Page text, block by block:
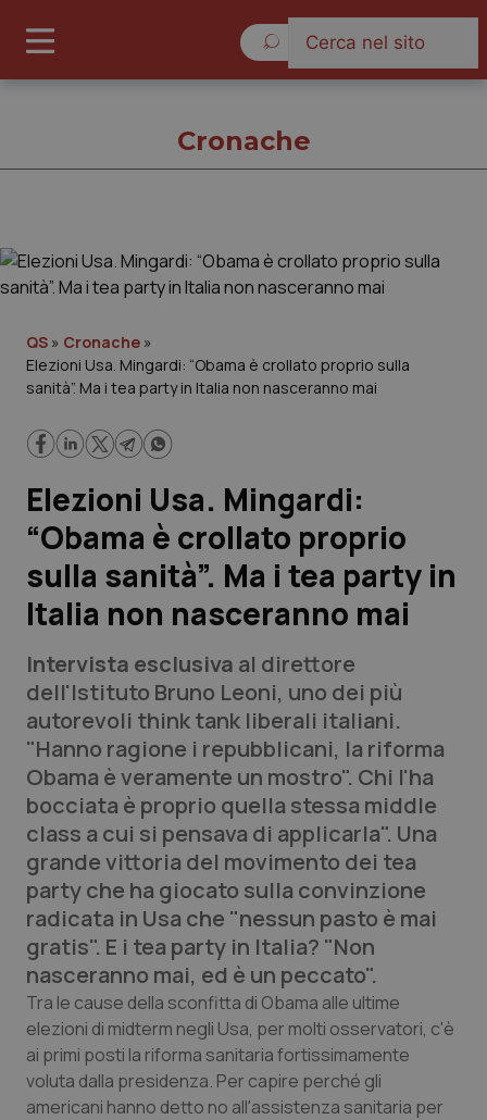
Governo e Parlamento
Regioni e Asl
Lavoro e Professioni
Scienza e Farmaci
Studi e Analisi
Lettere al direttore
Edizioni Regionali
QS Pro
Professionisti Sanitari.AI
Abruzzo
Basilicata
Calabria
Campania
Emilia-Romagna
QS Pro Gold
Artrite & artrosi
Asma & BPCO
Car-T
Colesterolo & coronaropatie
QS Club Newsletter
Cronache
QS » Cronache »
Elezioni Usa. Mingardi: “Obama è crollato proprio sulla
sanità”. Ma i tea party in Italia non nasceranno mai
Elezioni Usa. Mingardi:
“Obama è crollato proprio
sulla sanità”. Ma i tea party in
Italia non nasceranno mai
Intervista esclusiva al direttore
dell'Istituto Bruno Leoni, uno dei più
autorevoli think tank liberali italiani.
"Hanno ragione i repubblicani, la riforma
Obama è veramente un mostro". Chi l'ha
bocciata è proprio quella stessa middle
class a cui si pensava di applicarla". Una
grande vittoria del movimento dei tea
party che ha giocato sulla convinzione
radicata in Usa che "nessun pasto è mai
gratis". E i tea party in Italia? "Non
nasceranno mai, ed è un peccato".
Tra le cause della sconfitta di Obama alle ultime
elezioni di midterm negli Usa, per molti osservatori, c'è
ai primi posti la riforma sanitaria fortissimamente
voluta dalla presidenza. Per capire perché gli
americani hanno detto no all'assistenza sanitaria per